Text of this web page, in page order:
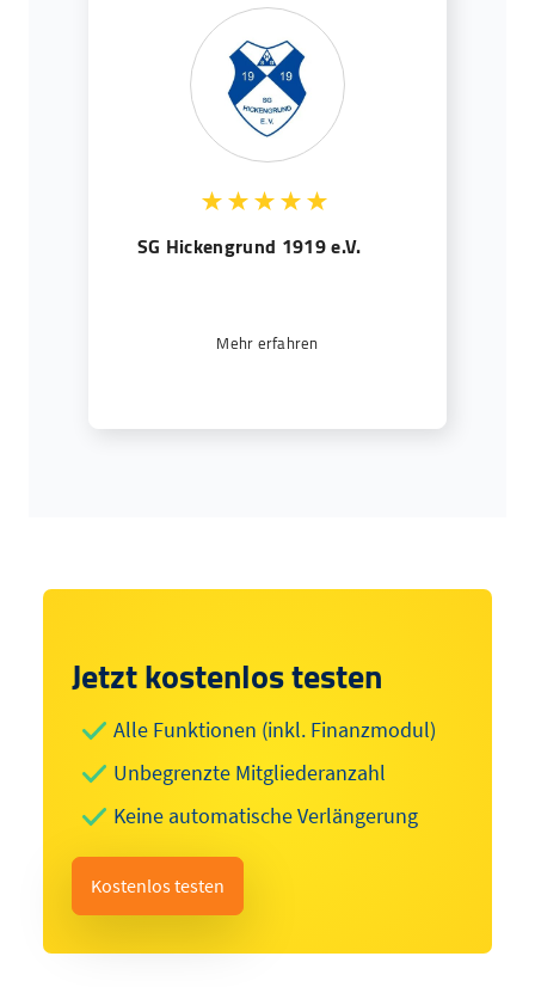
SG Hickengrund 1919 e.V.
Mehr erfahren
Jetzt kostenlos testen
Alle Funktionen (inkl. Finanzmodul)
Unbegrenzte Mitgliederanzahl
Keine automatische Verlängerung
Kostenlos testen